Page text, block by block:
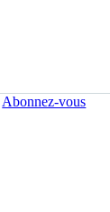
Abonnez-vous